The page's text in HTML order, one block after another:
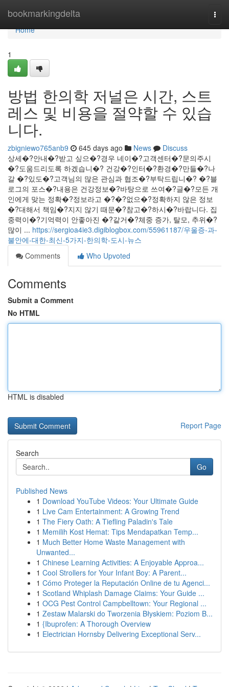
bookmarkingdelta
Home
Home
1
방법 한의학 저널은 시간, 스트
레스 및 비용을 절약할 수 있습
니다.
zbigniewo765anb9 645 days ago News
Discuss
상세�?안내�?받고 싶으�?경우 네이�?고객센터�?문의주시
�?도움드리도록 하겠습니�? 건강�?인터�?환경�?만들�?나
갈 �?있도�?고객님의 많은 관심과 협조�?부탁드립니�? �?블
로그의 포스�?내용은 건강정보�?바탕으로 쓰여�?글�?모든 개
인에게 맞는 정확�?정보라고 �?�?없으�?정확하지 않은 정보
�?대해서 책임�?지지 않기 때문�?참고�?하시�?바랍니다. 집
중력이�?기억력이 안좋아진 �?같거�?체중 증가, 탈모, 추위�?
많이 ... https://sergioa4ie3.digiblogbox.com/55961187/우울증-과-
불안에-대한-최신-5가지-한의학-도시-뉴스
Comments
Who Upvoted
Comments
Submit a Comment
No HTML
HTML is disabled
Report Page
Search
Go
Published News
1 Download YouTube Videos: Your Ultimate Guide
1 Live Cam Entertainment: A Growing Trend
1 The Fiery Oath: A Tiefling Paladin's Tale
1 Memilih Kost Hemat: Tips Mendapatkan Temp...
1 Much Better Home Waste Management with
Unwanted...
1 Chinese Learning Activities: A Enjoyable Approa...
1 Cool Strollers for Your Infant Boy: A Parent...
1 Cómo Proteger la Reputación Online de tu Agenci...
1 Scotland Whiplash Damage Claims: Your Guide ...
1 OCG Pest Control Campbelltown: Your Regional ...
1 Zestaw Malarski do Tworzenia Błyskiem: Poziom B...
1 {Ibuprofen: A Thorough Overview
1 Electrician Hornsby Delivering Exceptional Serv...